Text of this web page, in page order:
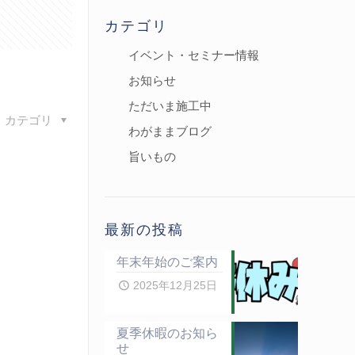
カテゴリ
カテゴリ
イベント・セミナー情報
お知らせ
ただいま施工中
わがままブログ
旨いもの
最新の投稿
年末年始のご案内
2025年12月25日
夏季休暇のお知ら
せ